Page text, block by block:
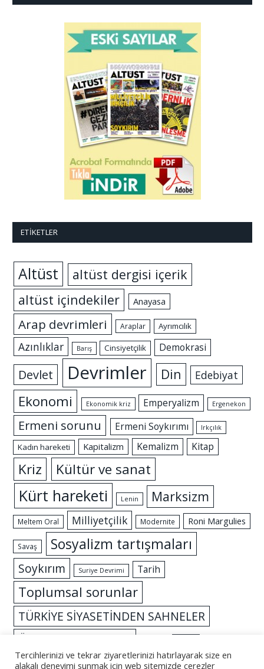
ETIKETLER
Altüst
altüst dergisi içerik
altüst içindekiler
Anayasa
Arap devrimleri Araplar Ayrımcılık
Azınlıklar Barış Cinsiyetçilik Demokrasi
Devlet Devrimler Din Edebiyat
Ekonomi Ekonomik kriz Emperyalizm Ergenekon
Ermeni sorunu Ermeni Soykırımı Irkçılık
Kadın hareketi Kapitalizm Kemalizm Kitap
Kriz Kültür ve sanat
Kürt hareketi Lenin Marksizm
Meltem Oral Milliyetçilik Modernite Roni Margulies
Savaş Sosyalizm tartışmaları
Soykırım Suriye Devrimi Tarih
Toplumsal sorunlar
TÜRKİYE SİYASETİNDEN SAHNELER
Özgürlük mücadelesi
Tercihlerinizi ve tekrar ziyaretlerinizi hatırlayarak size en
alakalı deneyimi sunmak için web sitemizde çerezler